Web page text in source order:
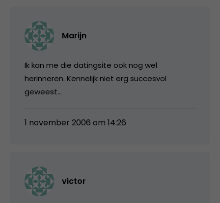
Marijn
Ik kan me die datingsite ook nog wel
herinneren. Kennelijk niet erg succesvol
geweest…
1 november 2006 om 14:26
victor